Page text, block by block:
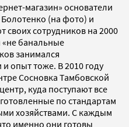
магазин» основатели
Болотенко (на фото) и
сотрудников на 2000
«не банальные
занимался
опыт тоже. В 2010 году
Сосновка Тамбовской
куда поступают все
по стандартам
хозяйствами. С каждым
именно они готовы